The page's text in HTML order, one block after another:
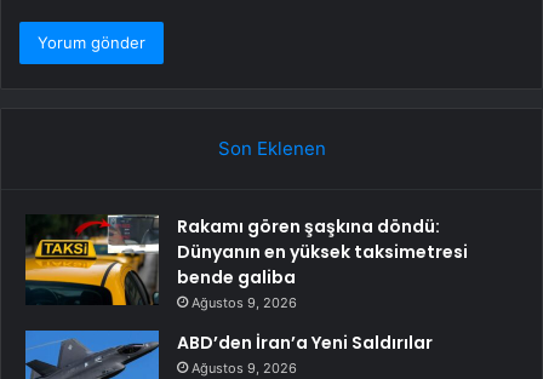
Son Eklenen
Rakamı gören şaşkına döndü:
Dünyanın en yüksek taksimetresi
bende galiba
Ağustos 9, 2026
ABD’den İran’a Yeni Saldırılar
Ağustos 9, 2026